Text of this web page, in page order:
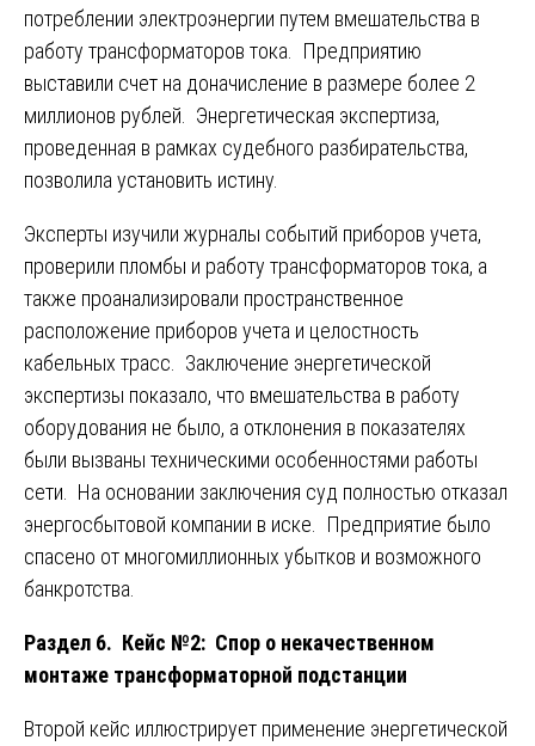
потреблении электроэнергии путем вмешательства в
работу трансформаторов тока. Предприятию
выставили счет на доначисление в размере более 2
миллионов рублей. Энергетическая экспертиза,
проведенная в рамках судебного разбирательства,
позволила установить истину.
Эксперты изучили журналы событий приборов учета,
проверили пломбы и работу трансформаторов тока, а
также проанализировали пространственное
расположение приборов учета и целостность
кабельных трасс. Заключение энергетической
экспертизы показало, что вмешательства в работу
оборудования не было, а отклонения в показателях
были вызваны техническими особенностями работы
сети. На основании заключения суд полностью отказал
энергосбытовой компании в иске. Предприятие было
спасено от многомиллионных убытков и возможного
банкротства.
Раздел 6. Кейс №2: Спор о некачественном
монтаже трансформаторной подстанции
Второй кейс иллюстрирует применение энергетической